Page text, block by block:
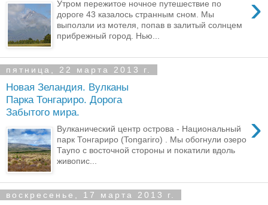
›
Утром пережитое ночное путешествие по
дороге 43 казалось странным сном. Мы
выползли из мотеля, попав в залитый солнцем
прибрежный город. Нью...
пятница, 22 марта 2013 г.
Новая Зеландия. Вулканы
Парка Тонгариро. Дорога
Забытого мира.
›
Вулканический центр острова - Национальный
парк Тонгариро (Tongariro) . Мы обогнули озеро
Таупо с восточной стороны и покатили вдоль
живопис...
воскресенье, 17 марта 2013 г.